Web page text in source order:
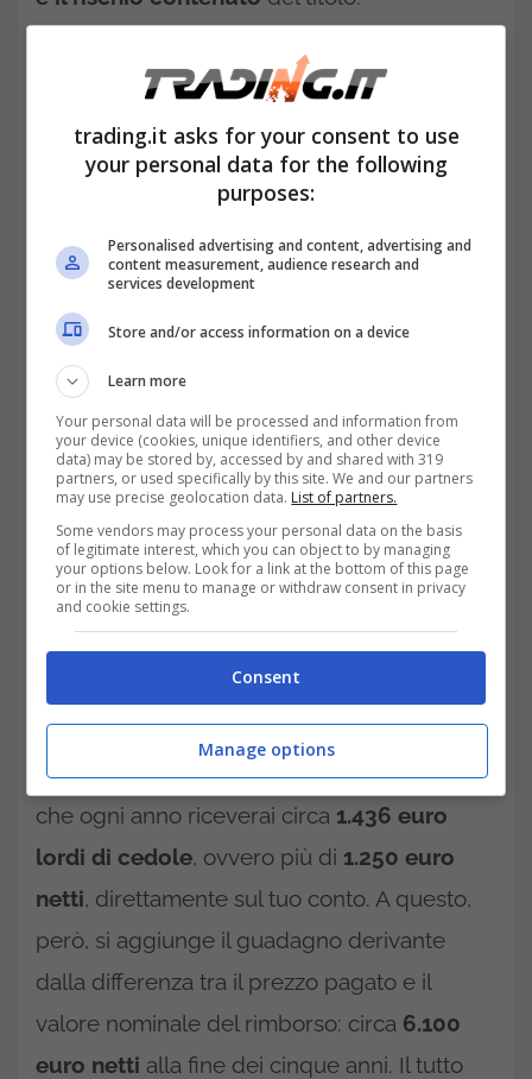
Quanto rende davvero un BTP a 5 anni?-trading.it
Se oggi investi100.000 euro, riesci ad
acquistare circa1.064 titoli. Questo significa
che ogni anno riceverai circa 1.436 euro
lordi di cedole, ovvero più di 1.250 euro
netti, direttamente sul tuo conto. A questo,
però, si aggiunge il guadagno derivante
dalla differenza tra il prezzo pagato e il
valore nominale del rimborso: circa 6.100
euro netti alla fine dei cinque anni. Il tutto
trading.it asks for your consent to use
your personal data for the following
purposes:
Personalised advertising and content, advertising and
content measurement, audience research and
services development
Store and/or access information on a device
Learn more
Your personal data will be processed and information from
your device (cookies, unique identifiers, and other device
data) may be stored by, accessed by and shared with 319
partners, or used specifically by this site. We and our partners
may use precise geolocation data. List of partners.
Some vendors may process your personal data on the basis
of legitimate interest, which you can object to by managing
your options below. Look for a link at the bottom of this page
or in the site menu to manage or withdraw consent in privacy
and cookie settings.
Consent
Manage options